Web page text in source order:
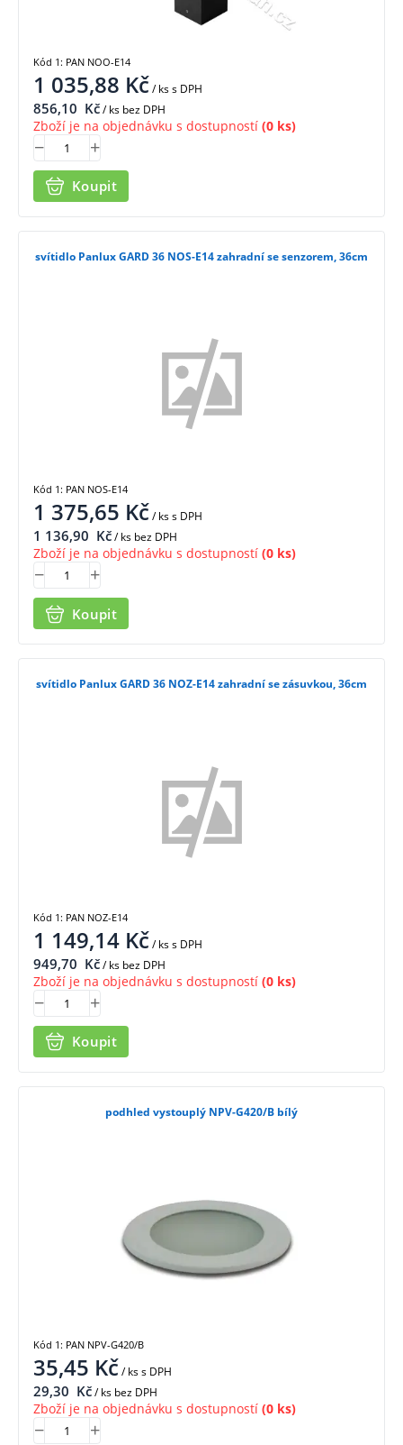
1 035,88 Kč/ kss DPH
856,10 Kč/ ks bez DPH
Zboží je na objednávku s dostupností (0 ks)
Koupit
Kód 1: PAN NOO-E14
svítidlo Panlux GARD 36 NOS-E14 zahradní se senzorem, 36cm
1 375,65 Kč/ kss DPH
1 136,90 Kč/ ks bez DPH
Zboží je na objednávku s dostupností (0 ks)
Koupit
Kód 1: PAN NOS-E14
svítidlo Panlux GARD 36 NOZ-E14 zahradní se zásuvkou, 36cm
1 149,14 Kč/ kss DPH
949,70 Kč/ ks bez DPH
Zboží je na objednávku s dostupností (0 ks)
Koupit
Kód 1: PAN NOZ-E14
podhled vystouplý NPV-G420/B bílý
35,45 Kč/ kss DPH
29,30 Kč/ ks bez DPH
Zboží je na objednávku s dostupností (0 ks)
Kód 1: PAN NPV-G420/B